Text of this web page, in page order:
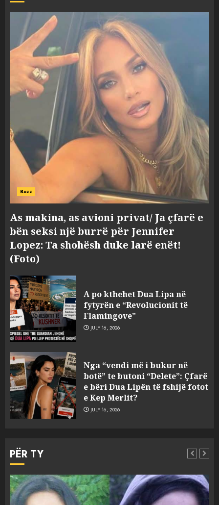
Buzz
As makina, as avioni privat/ Ja çfarë e
bën seksi një burrë për Jennifer
Lopez: Ta shohësh duke larë enët!
(Foto)
A po kthehet Dua Lipa në
fytyrën e “Revolucionit të
Flamingove”
JULY 16, 2026
Nga “vendi më i bukur në
botë” te butoni “Delete”: Çfarë
e bëri Dua Lipën të fshijë fotot
e Kep Merlit?
JULY 16, 2026
PËR TY
3
degjeneron në zjarrvënie në
Vlorë, arrestohet 33-vjeçari
(VIDEO)
4
parcelat me kanabis të
komshiut, denoncuesit i
gjenden 150 rrënjë bimë
narkotike!
AUGUST 7, 2026
5
shpëtonte së kaluarës së tij,
AUGUST 7, 2026